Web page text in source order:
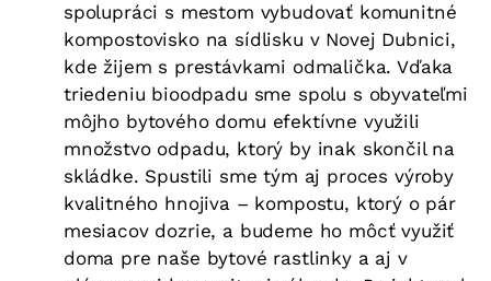
spolupráci s mestom vybudovať komunitné
kompostovisko na sídlisku v Novej Dubnici,
kde žijem s prestávkami odmalička. Vďaka
triedeniu bioodpadu sme spolu s obyvateľmi
môjho bytového domu efektívne využili
množstvo odpadu, ktorý by inak skončil na
skládke. Spustili sme tým aj proces výroby
kvalitného hnojiva – kompostu, ktorý o pár
mesiacov dozrie, a budeme ho môcť využiť
doma pre naše bytové rastlinky a aj v